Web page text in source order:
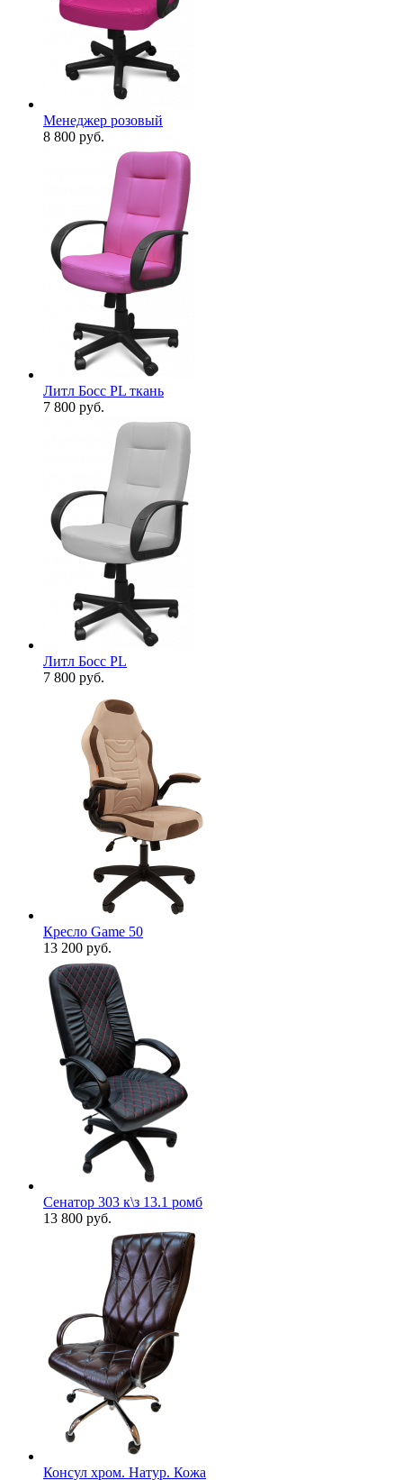
Менеджер розовый
8 800 руб.
Литл Босс PL ткань
7 800 руб.
Литл Босс PL
7 800 руб.
Кресло Game 50
13 200 руб.
Сенатор 303 к\з 13.1 ромб
13 800 руб.
Консул хром. Натур. Кожа